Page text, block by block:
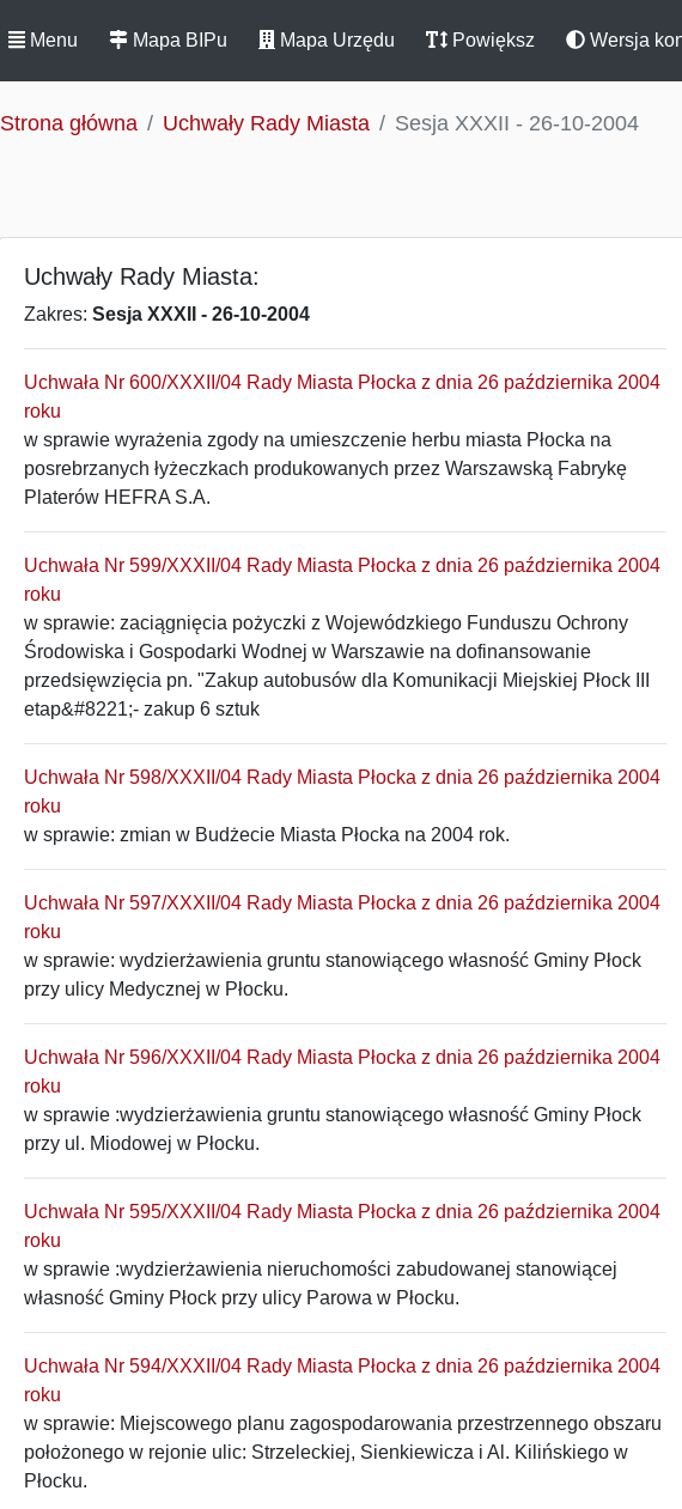
Menu Mapa BIPu Mapa Urzędu Powiększ Wersja
Strona główna Uchwały Rady Miasta Sesja XXXII - 26-10-2004
Uchwały Rady Miasta:
Zakres: Sesja XXXII - 26-10-2004
Uchwała Nr 600/XXXII/04 Rady Miasta Płocka z dnia 26 października 2004
roku
w sprawie wyrażenia zgody na umieszczenie herbu miasta Płocka na
posrebrzanych łyżeczkach produkowanych przez Warszawską Fabrykę
Platerów HEFRA S.A.
Uchwała Nr 599/XXXII/04 Rady Miasta Płocka z dnia 26 października 2004
roku
w sprawie: zaciągnięcia pożyczki z Wojewódzkiego Funduszu Ochrony
Środowiska i Gospodarki Wodnej w Warszawie na dofinansowanie
przedsięwzięcia pn. "Zakup autobusów dla Komunikacji Miejskiej Płock III
etap&#8221;- zakup 6 sztuk
Uchwała Nr 598/XXXII/04 Rady Miasta Płocka z dnia 26 października 2004
roku
w sprawie: zmian w Budżecie Miasta Płocka na 2004 rok.
Uchwała Nr 597/XXXII/04 Rady Miasta Płocka z dnia 26 października 2004
roku
w sprawie: wydzierżawienia gruntu stanowiącego własność Gminy Płock
przy ulicy Medycznej w Płocku.
Uchwała Nr 596/XXXII/04 Rady Miasta Płocka z dnia 26 października 2004
roku
w sprawie :wydzierżawienia gruntu stanowiącego własność Gminy Płock
przy ul. Miodowej w Płocku.
Uchwała Nr 595/XXXII/04 Rady Miasta Płocka z dnia 26 października 2004
roku
w sprawie :wydzierżawienia nieruchomości zabudowanej stanowiącej
własność Gminy Płock przy ulicy Parowa w Płocku.
Uchwała Nr 594/XXXII/04 Rady Miasta Płocka z dnia 26 października 2004
roku
w sprawie: Miejscowego planu zagospodarowania przestrzennego obszaru
położonego w rejonie ulic: Strzeleckiej, Sienkiewicza i Al. Kilińskiego w
Płocku.